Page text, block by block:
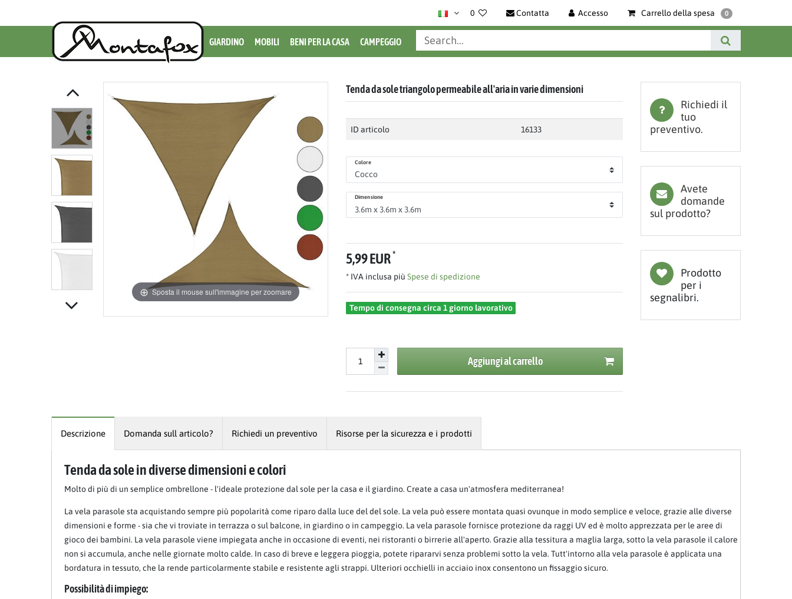
0 Contatta Accesso Carrello della spesa 0
GIARDINO MOBILI BENI PER LA CASA CAMPEGGIO
Sposta il mouse sull'immagine per zoomare
Tenda da sole triangolo permeabile all'aria in varie dimensioni
ID articolo 16133
Colore
Dimensione
5,99 EUR*
* IVA inclusa più Spese di spedizione
Tempo di consegna circa 1 giorno lavorativo
Aggiungi al carrello
Richiedi il
tuo
preventivo.
Avete
domande
sul prodotto?
Prodotto
per i
segnalibri.
Descrizione Domanda sull articolo? Richiedi un preventivo Risorse per la sicurezza e i prodotti
Tenda da sole in diverse dimensioni e colori
Molto di più di un semplice ombrellone - l'ideale protezione dal sole per la casa e il giardino. Create a casa un'atmosfera mediterranea!
La vela parasole sta acquistando sempre più popolarità come riparo dalla luce del del sole. La vela può essere montata quasi ovunque in modo semplice e veloce, grazie alle diverse
dimensioni e forme - sia che vi troviate in terrazza o sul balcone, in giardino o in campeggio. La vela parasole fornisce protezione da raggi UV ed è molto apprezzata per le aree di
gioco dei bambini. La vela parasole viene impiegata anche in occasione di eventi, nei ristoranti o birrerie all'aperto. Grazie alla tessitura a maglia larga, sotto la vela parasole il calore
non si accumula, anche nelle giornate molto calde. In caso di breve e leggera pioggia, potete ripararvi senza problemi sotto la vela. Tutt'intorno alla vela parasole è applicata una
bordatura in tessuto, che la rende particolarmente stabile e resistente agli strappi. Ulteriori occhielli in acciaio inox consentono un fissaggio sicuro.
Possibilità di impiego: